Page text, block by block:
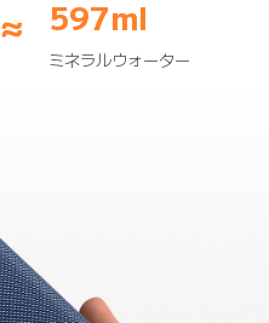
≈ 597ml
ミネラルウォーター